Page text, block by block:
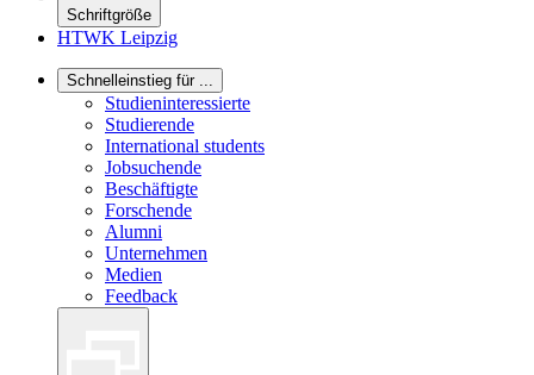
Schriftgröße
HTWK Leipzig
Schnelleinstieg für ...
Studieninteressierte
Studierende
International students
Jobsuchende
Beschäftigte
Forschende
Alumni
Unternehmen
Medien
Feedback